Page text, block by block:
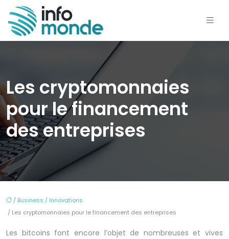
Les cryptomonnaies
pour le financement
des entreprises
/ Business / Innovations
/ Les cryptomonnaies pour le financement des entreprises
Les bitcoins font encore l’objet de nombreuses et vives